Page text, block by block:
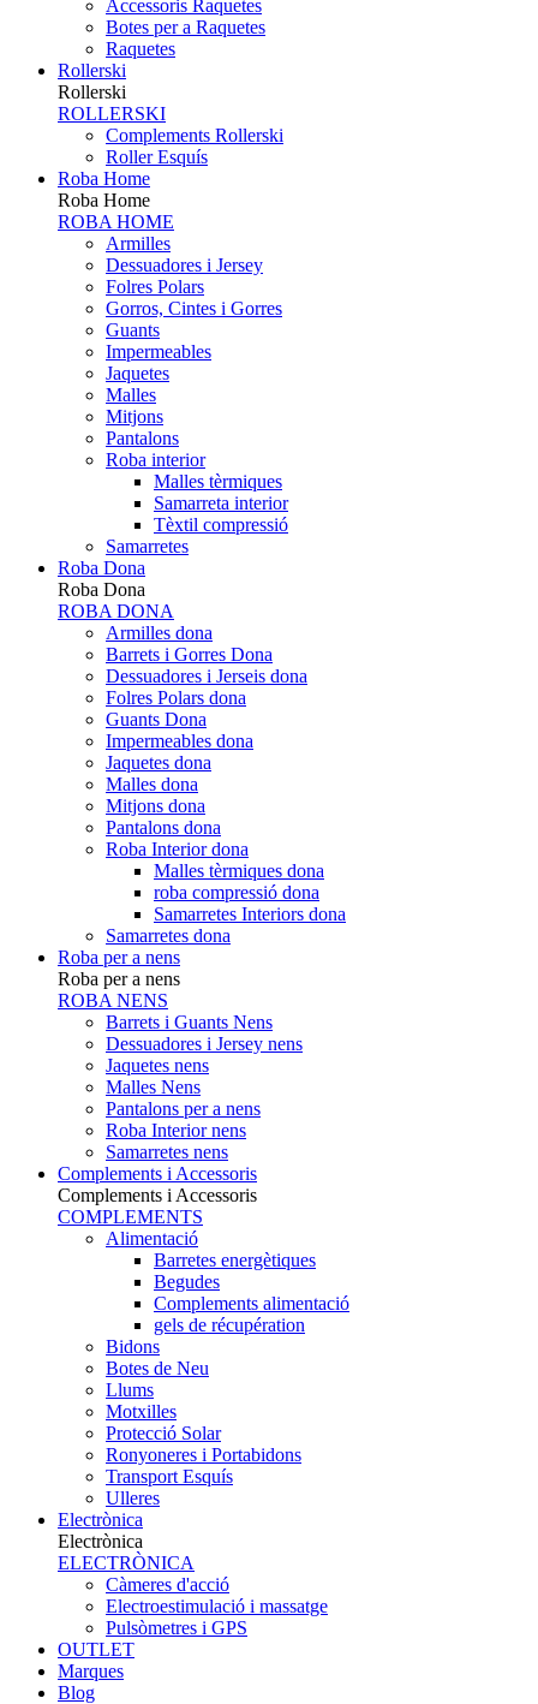
Accessoris Raquetes
Botes per a Raquetes
Raquetes
Rollerski
Rollerski
ROLLERSKI
Complements Rollerski
Roller Esquís
Roba Home
Roba Home
ROBA HOME
Armilles
Dessuadores i Jersey
Folres Polars
Gorros, Cintes i Gorres
Guants
Impermeables
Jaquetes
Malles
Mitjons
Pantalons
Roba interior
Malles tèrmiques
Samarreta interior
Tèxtil compressió
Samarretes
Roba Dona
Roba Dona
ROBA DONA
Armilles dona
Barrets i Gorres Dona
Dessuadores i Jerseis dona
Folres Polars dona
Guants Dona
Impermeables dona
Jaquetes dona
Malles dona
Mitjons dona
Pantalons dona
Roba Interior dona
Malles tèrmiques dona
roba compressió dona
Samarretes Interiors dona
Samarretes dona
Roba per a nens
Roba per a nens
ROBA NENS
Barrets i Guants Nens
Dessuadores i Jersey nens
Jaquetes nens
Malles Nens
Pantalons per a nens
Roba Interior nens
Samarretes nens
Complements i Accessoris
Complements i Accessoris
COMPLEMENTS
Alimentació
Barretes energètiques
Begudes
Complements alimentació
gels de récupération
Bidons
Botes de Neu
Llums
Motxilles
Protecció Solar
Ronyoneres i Portabidons
Transport Esquís
Ulleres
Electrònica
Electrònica
ELECTRÒNICA
Càmeres d'acció
Electroestimulació i massatge
Pulsòmetres i GPS
OUTLET
Marques
Blog